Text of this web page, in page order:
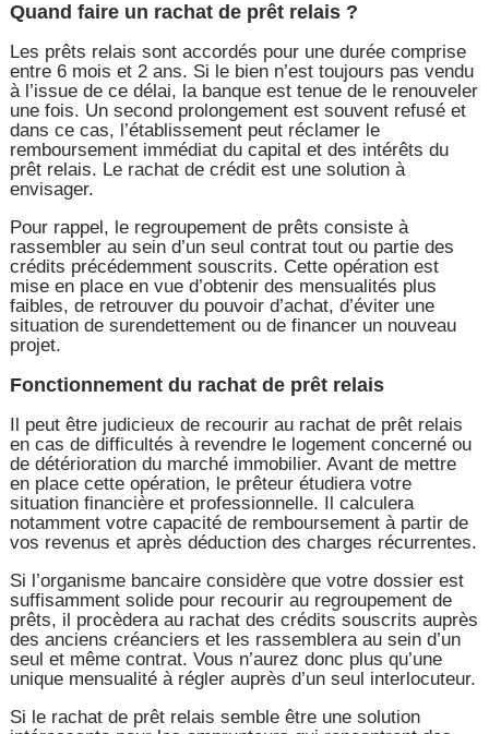
Quand faire un rachat de prêt relais ?
Les prêts relais sont accordés pour une durée comprise
entre 6 mois et 2 ans. Si le bien n’est toujours pas vendu
à l’issue de ce délai, la banque est tenue de le renouveler
une fois. Un second prolongement est souvent refusé et
dans ce cas, l’établissement peut réclamer le
remboursement immédiat du capital et des intérêts du
prêt relais. Le rachat de crédit est une solution à
envisager.
Pour rappel, le regroupement de prêts consiste à
rassembler au sein d’un seul contrat tout ou partie des
crédits précédemment souscrits. Cette opération est
mise en place en vue d’obtenir des mensualités plus
faibles, de retrouver du pouvoir d’achat, d’éviter une
situation de surendettement ou de financer un nouveau
projet.
Fonctionnement du rachat de prêt relais
Il peut être judicieux de recourir au rachat de prêt relais
en cas de difficultés à revendre le logement concerné ou
de détérioration du marché immobilier. Avant de mettre
en place cette opération, le prêteur étudiera votre
situation financière et professionnelle. Il calculera
notamment votre capacité de remboursement à partir de
vos revenus et après déduction des charges récurrentes.
Si l’organisme bancaire considère que votre dossier est
suffisamment solide pour recourir au regroupement de
prêts, il procèdera au rachat des crédits souscrits auprès
des anciens créanciers et les rassemblera au sein d’un
seul et même contrat. Vous n’aurez donc plus qu’une
unique mensualité à régler auprès d’un seul interlocuteur.
Si le rachat de prêt relais semble être une solution